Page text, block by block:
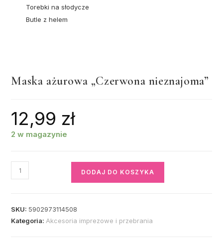
Maska ażurowa „Czerwona nieznajoma”
12,99 zł
2 w magazynie
DODAJ DO KOSZYKA
SKU: 5902973114508
Kategoria:Akcesoria imprezowe i przebrania
Torebki na słodycze
Butle z helem